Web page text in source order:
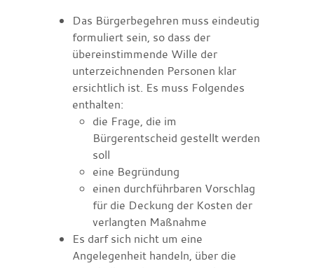
Das Bürgerbegehren muss eindeutig
formuliert sein, so dass der
übereinstimmende Wille der
unterzeichnenden Personen klar
ersichtlich ist. Es muss Folgendes
enthalten:
die Frage, die im
Bürgerentscheid gestellt werden
soll
eine Begründung
einen durchführbaren Vorschlag
für die Deckung der Kosten der
verlangten Maßnahme
Es darf sich nicht um eine
Angelegenheit handeln, über die